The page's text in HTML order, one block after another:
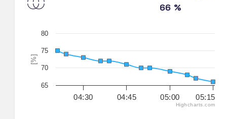
66 %
[%]
04:30 04:45 05:00 05:15
65
70
75
80
Highcharts.com